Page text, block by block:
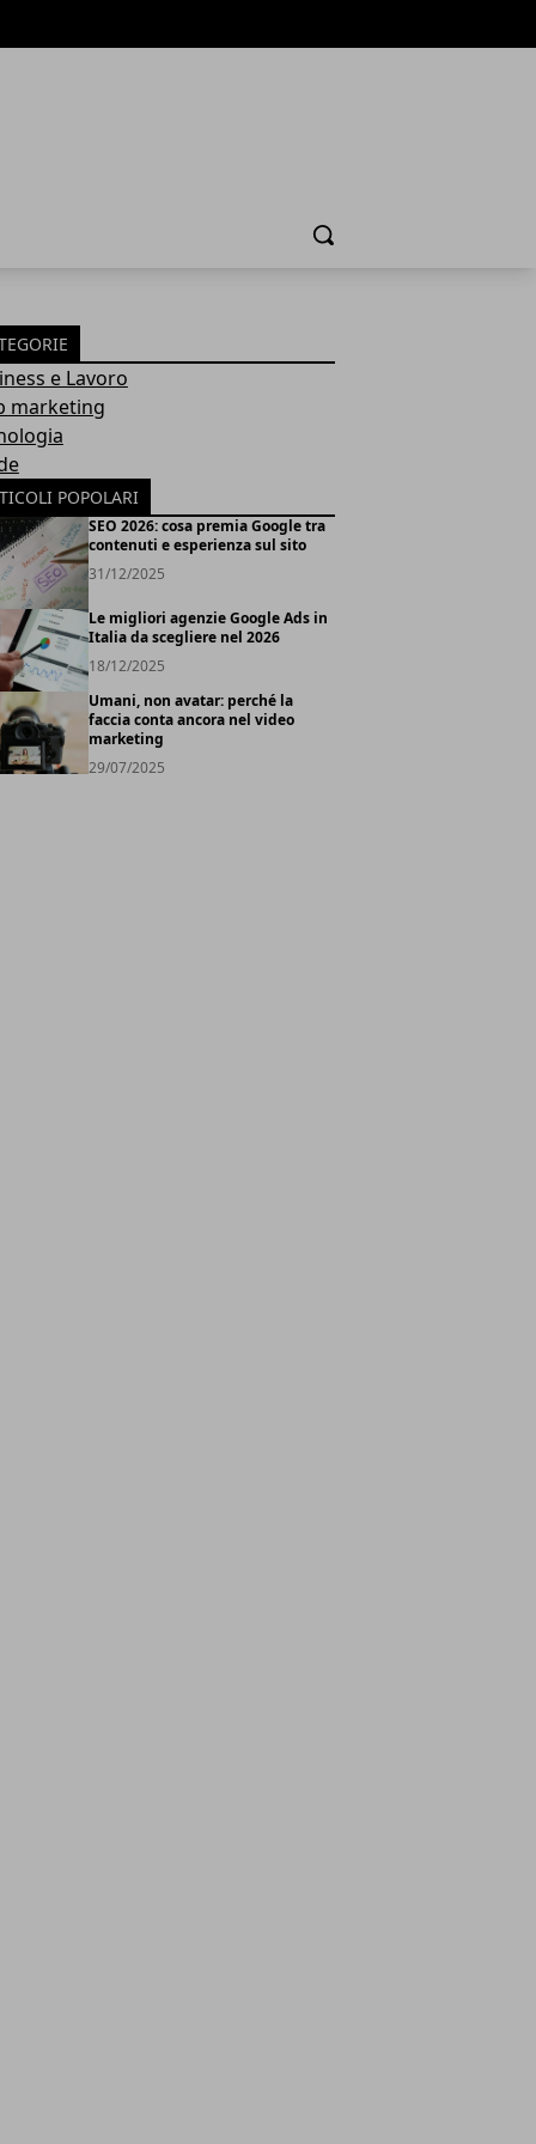
Cerca
e Lavoro
marketing
POPOLARI
SEO 2026: cosa premia Google tra
contenuti e esperienza sul sito
31/12/2025
Le migliori agenzie Google Ads in
Italia da scegliere nel 2026
18/12/2025
Umani, non avatar: perché la
faccia conta ancora nel video
marketing
29/07/2025